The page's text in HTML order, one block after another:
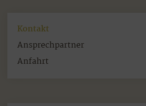
Kontakt
Ansprechpartner
Anfahrt